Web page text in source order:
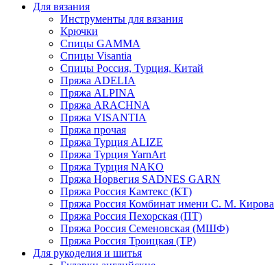
Для вязания
Инструменты для вязания
Крючки
Спицы GAMMA
Спицы Visantia
Спицы Россия, Турция, Китай
Пряжа ADELIA
Пряжа ALPINA
Пряжа ARACHNA
Пряжа VISANTIA
Пряжа прочая
Пряжа Турция ALIZE
Пряжа Турция YarnArt
Пряжа Турция NAKO
Пряжа Норвегия SADNES GARN
Пряжа Россия Камтекс (КТ)
Пряжа Россия Комбинат имени С. М. Кирова
Пряжа Россия Пехорская (ПТ)
Пряжа Россия Семеновская (МШФ)
Пряжа Россия Троицкая (ТР)
Для рукоделия и шитья